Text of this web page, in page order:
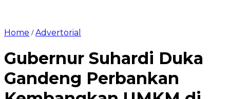
Home /Advertorial
Gubernur Suhardi Duka
Gandeng Perbankan